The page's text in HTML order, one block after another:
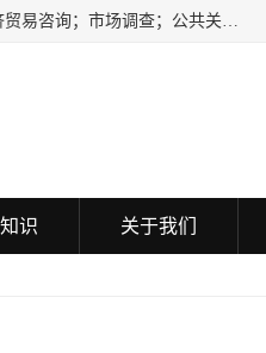
民安汇智（北京）信息咨询有限公司成立于2016年，注册地位于北京市朝阳区。经营范围包括经济贸易咨询；市场调查；公共关系服务；企业管理咨询；会议服务；企业策划；设计、制作、代理、发布广告；组织文化艺术交流活动（不含演出）；承办展览展示活动；技术推广服务。
识 关于我们